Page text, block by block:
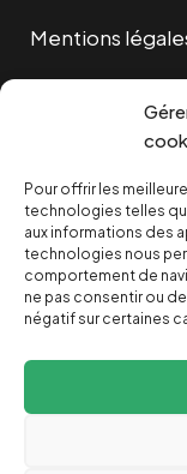
Pour offrir les
technologies telles
aux informations des
technologies nous
comportement de
ne pas consentir ou
négatif sur certaines
Mentions